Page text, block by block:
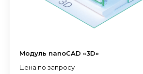
Модуль nanoCAD «3D»
Цена по запросу